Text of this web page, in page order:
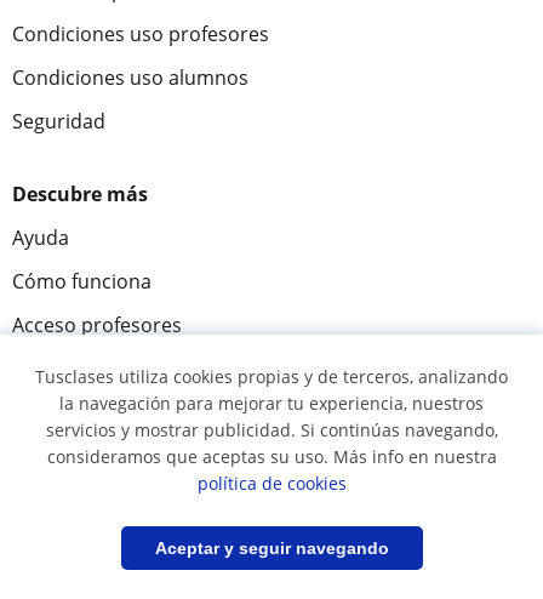
Guardar búsqueda
Condiciones uso profesores
Condiciones uso alumnos
Seguridad
Descubre más
Ayuda
Cómo funciona
Acceso profesores
Acceso a alumnos
Misión y visión
Tusclases en el mundo
Tusclases utiliza cookies propias y de terceros, analizando
la navegación para mejorar tu experiencia, nuestros
servicios y mostrar publicidad. Si continúas navegando,
consideramos que aceptas su uso. Más info en nuestra
política de cookies
Aceptar y seguir navegando